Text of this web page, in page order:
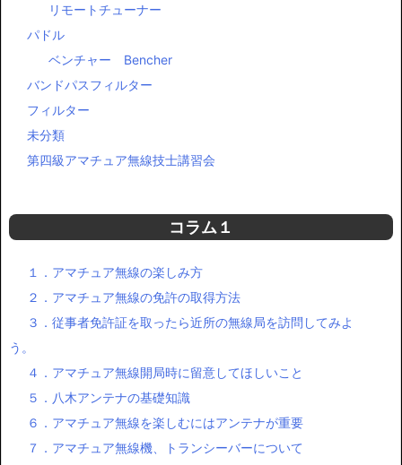
リモートチューナー
パドル
ベンチャー Bencher
バンドパスフィルター
フィルター
未分類
第四級アマチュア無線技士講習会
コラム１
１．アマチュア無線の楽しみ方
２．アマチュア無線の免許の取得方法
３．従事者免許証を取ったら近所の無線局を訪問してみよ
う。
４．アマチュア無線開局時に留意してほしいこと
５．八木アンテナの基礎知識
６．アマチュア無線を楽しむにはアンテナが重要
７．アマチュア無線機、トランシーバーについて